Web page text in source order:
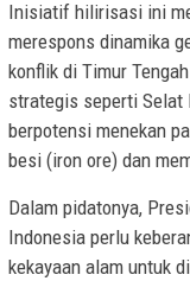
Inisiatif hilirisasi ini
merespons dinamika
konflik di Timur
strategis seperti Selat
berpotensi menekan
besi (iron ore) dan
Dalam pidatonya,
Indonesia perlu
kekayaan alam untuk